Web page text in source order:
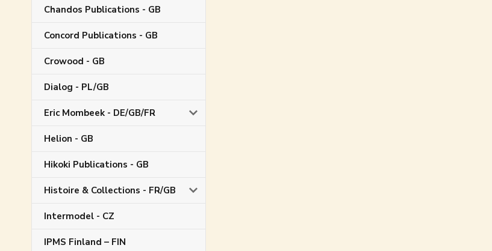
Chandos Publications - GB
Concord Publications - GB
Crowood - GB
Dialog - PL/GB
Eric Mombeek - DE/GB/FR
Helion - GB
Hikoki Publications - GB
Histoire & Collections - FR/GB
Intermodel - CZ
IPMS Finland – FIN